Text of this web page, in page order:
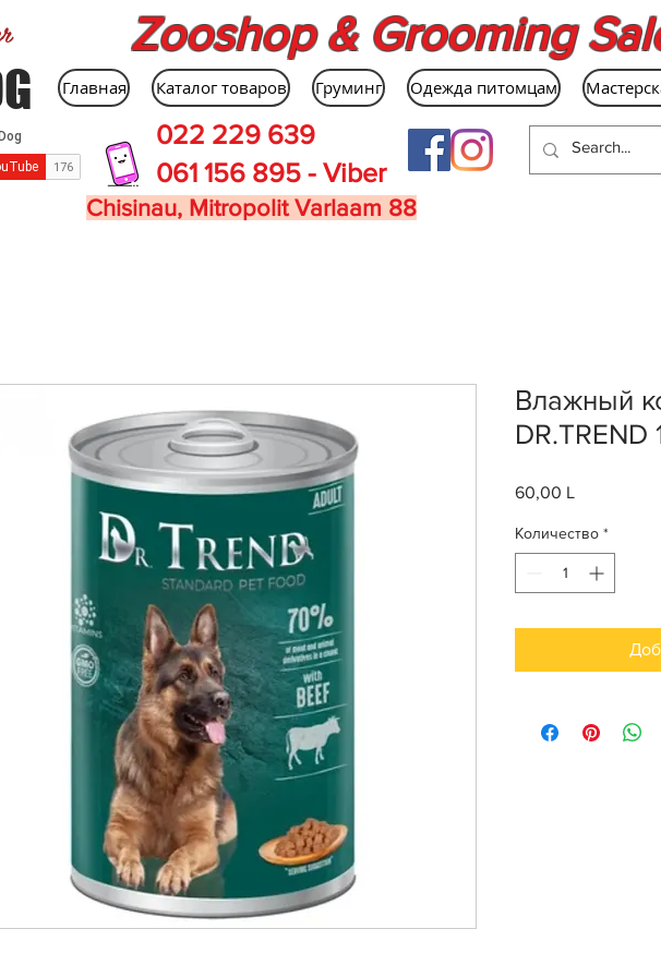
Zooshop & Grooming
Главная Каталог товаров Груминг Одежда питомцам
022 229 639
061 156 895 - Viber
Chisinau, Mitropolit Varlaam 88
Влажный
60,00 LЦена
Количество *